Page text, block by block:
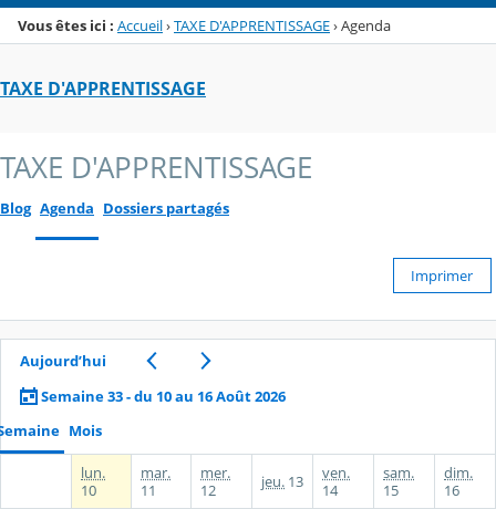
Vous êtes ici : Accueil›TAXE D'APPRENTISSAGE›Agenda
TAXE D'APPRENTISSAGE
TAXE D'APPRENTISSAGE
Blog Agenda Dossiers partagés
Imprimer
Aujourd’hui
Semaine 33 - du 10 au 16 Août 2026
Mois
lun.
10
mar.
11
mer.
12
jeu. 13
ven.
14
sam.
15
dim.
16